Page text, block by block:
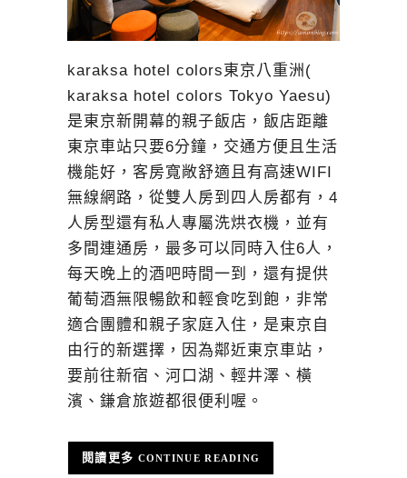
karaksa hotel colors東京八重洲(
karaksa hotel colors Tokyo Yaesu)
是東京新開幕的親子飯店，飯店距離
東京車站只要6分鐘，交通方便且生活
機能好，客房寬敞舒適且有高速WIFI
無線網路，從雙人房到四人房都有，4
人房型還有私人專屬洗烘衣機，並有
多間連通房，最多可以同時入住6人，
每天晚上的酒吧時間一到，還有提供
葡萄酒無限暢飲和輕食吃到飽，非常
適合團體和親子家庭入住，是東京自
由行的新選擇，因為鄰近東京車站，
要前往新宿、河口湖、輕井澤、橫
濱、鎌倉旅遊都很便利喔。
CONTINUE READING